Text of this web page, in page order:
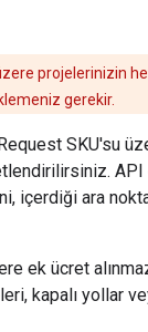
projelerinizin
gerekir.
SKU'su
içerdiği ara
ek ücret
kapalı yollar